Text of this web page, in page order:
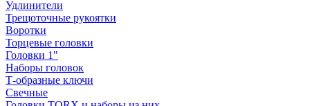
Удлинители
Трещоточные рукоятки
Воротки
Торцевые головки
Головки 1"
Наборы головок
Т-образные ключи
Свечные